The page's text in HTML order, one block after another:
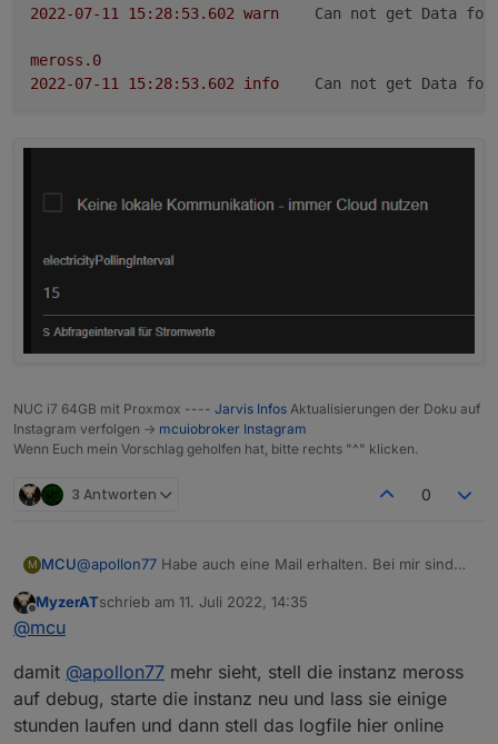
warn Can not get Data for
meross.0
info Can not get Data for
NUC i7 64GB mit Proxmox ---- Jarvis Infos Aktualisierungen der Doku auf
Instagram verfolgen -> mcuiobroker Instagram
Wenn Euch mein Vorschlag geholfen hat, bitte rechts "^" klicken.
3 Antworten 0
M MCU@apollon77 Habe auch eine Mail erhalten. Bei mir sind
die Meldungen, aber im Abstand von ca 90 Sekunden?:
meross.0
meross.0
2022-07-11 15:29:30.198	info	Can not get
meross.0
MyzerATschrieb am 11. Juli 2022, 14:35
zuletzt editiert von
@mcu
damit @apollon77 mehr sieht, stell die instanz meross
auf debug, starte die instanz neu und lass sie einige
stunden laufen und dann stell das logfile hier online